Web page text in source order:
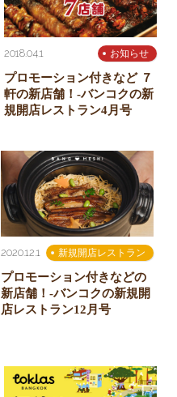
2018.04.1 お知らせ
プロモーション付きなど ７
軒の新店舗！-バンコクの新
規開店レストラン4月号
2020.12.1 新規開店レストラン
プロモーション付きなどの
新店舗！-バンコクの新規開
店レストラン12月号